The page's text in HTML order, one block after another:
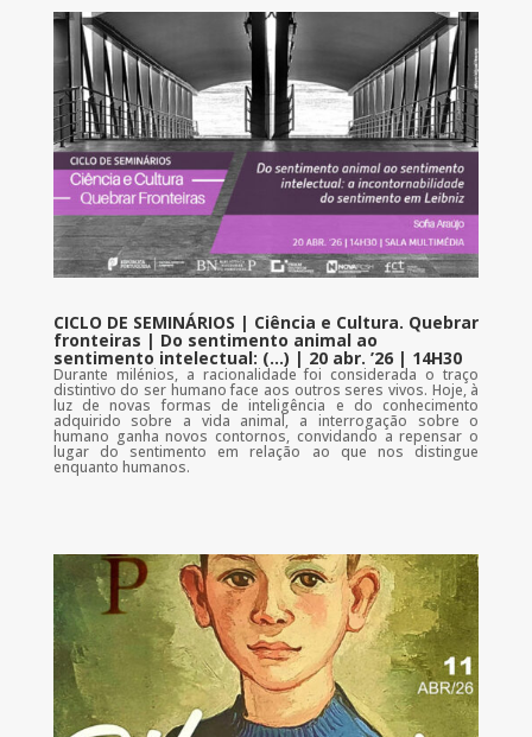
CICLO DE SEMINÁRIOS | Ciência e Cultura. Quebrar
fronteiras | Do sentimento animal ao
sentimento intelectual: (…) | 20 abr. ’26 | 14H30
Durante milénios, a racionalidade foi considerada o traço
distintivo do ser humano face aos outros seres vivos. Hoje, à
luz de novas formas de inteligência e do conhecimento
adquirido sobre a vida animal, a interrogação sobre o
humano ganha novos contornos, convidando a repensar o
lugar do sentimento em relação ao que nos distingue
enquanto humanos.